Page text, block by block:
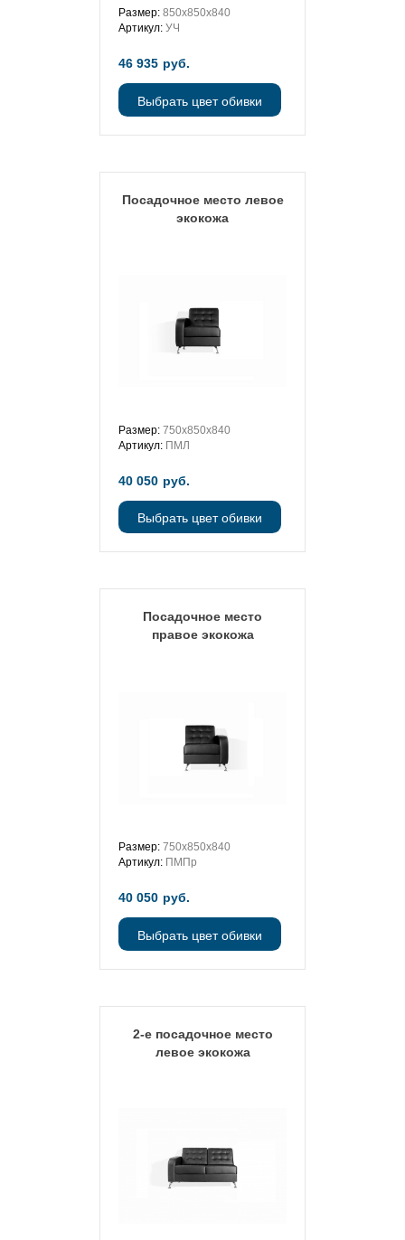
Размер: 850х850х840
Артикул: УЧ
46 935 руб.
Выбрать цвет обивки
Посадочное место левое
экокожа
Размер: 750х850х840
Артикул: ПМЛ
40 050 руб.
Выбрать цвет обивки
Посадочное место
правое экокожа
Размер: 750х850х840
Артикул: ПМПр
40 050 руб.
Выбрать цвет обивки
2-е посадочное место
левое экокожа